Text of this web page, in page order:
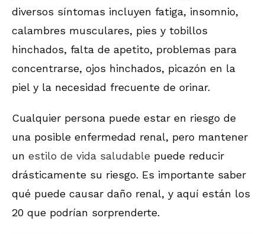
diversos síntomas incluyen fatiga, insomnio,
calambres musculares, pies y tobillos
hinchados, falta de apetito, problemas para
concentrarse, ojos hinchados, picazón en la
piel y la necesidad frecuente de orinar.
Cualquier persona puede estar en riesgo de
una posible enfermedad renal, pero mantener
un estilo de vida saludable puede reducir
drásticamente su riesgo. Es importante saber
qué puede causar daño renal, y aquí están los
20 que podrían sorprenderte.